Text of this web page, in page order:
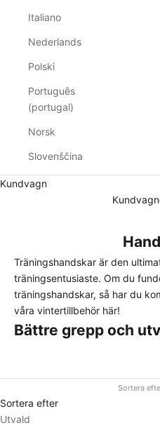
Italiano
Nederlands
Polski
Português
(portugal)
Norsk
Slovenščina
Kundvagn
Träningshandskar är den
träningsentusiaste. Om du
träningshandskar, så har du
våra vintertillbehör här!
Bättre grepp och
deras hjälp kan du hålla
på din teknik istället för att
Detta gör att du kan göra fler
Sortera
Sortera efter
Utvald